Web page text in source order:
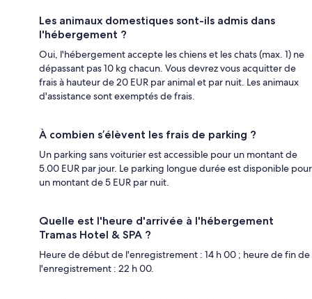
Les animaux domestiques sont-ils admis dans
l'hébergement ?
Oui, l'hébergement accepte les chiens et les chats (max. 1) ne
dépassant pas 10 kg chacun. Vous devrez vous acquitter de
frais à hauteur de 20 EUR par animal et par nuit. Les animaux
d'assistance sont exemptés de frais.
À combien s’élèvent les frais de parking ?
Un parking sans voiturier est accessible pour un montant de
5.00 EUR par jour. Le parking longue durée est disponible pour
un montant de 5 EUR par nuit.
Quelle est l'heure d'arrivée à l'hébergement
Tramas Hotel & SPA ?
Heure de début de l'enregistrement : 14 h 00 ; heure de fin de
l'enregistrement : 22 h 00.